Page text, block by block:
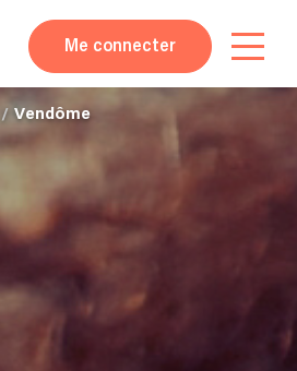
Me connecter
Vendôme